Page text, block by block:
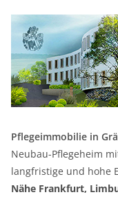
Pflegeimmobilie in
Neubau-Pflegeheim
langfristige und hohe
Nähe Frankfurt,